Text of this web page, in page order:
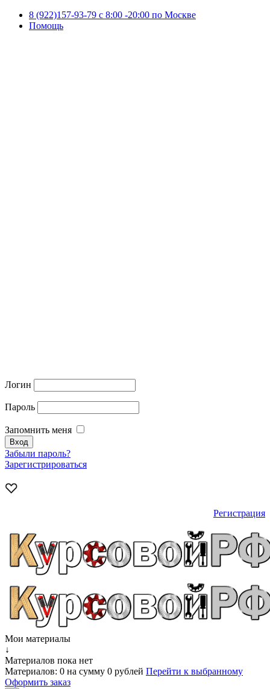
8 (922)157-93-79 c 8:00 -20:00 по Москве
Помощь
Логин
Пароль
Запомнить меня
Забыли пароль?
Зарегистрироваться
Регистрация
Мои материалы
↓
Материалов пока нет
Материалов: 0 на сумму 0 рублей Перейти к выбранному
Оформить заказ